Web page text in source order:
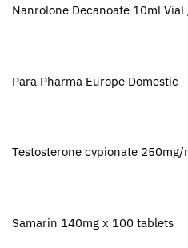
Nanrolone Decanoate 10ml
Para Pharma Europe Domestic
Testosterone cypionate
Samarin 140mg x 100 tablets